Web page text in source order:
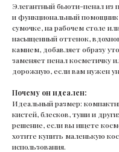
Элегантный бьюти-пенал из
и функциональный помощник
сумочке, на рабочем столе
насыщенный оттенок,
камнем, добавляет образу
заменяет пенал косметичку
дорожную, если вам нужен
Почему он идеален:
Идеальный размер:
кистей, блесков, туши и
решение, если вы ищете
хотите купить маленькую
использования.